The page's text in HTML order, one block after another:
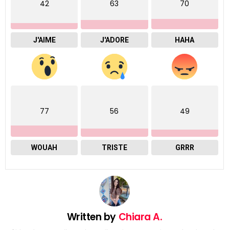
42
J'AIME
63
J'ADORE
70
HAHA
77
WOUAH
56
TRISTE
49
GRRR
Written by Chiara A.